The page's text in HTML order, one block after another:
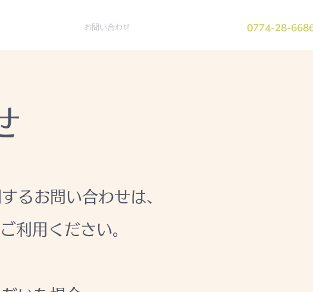
お問い合わせ 0774-28-
るお問い合わせは、
利用ください。